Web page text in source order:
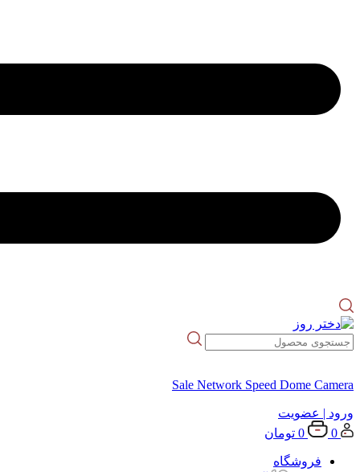
Sale Network Speed Dome Camera
ورود | عضویت
0
0 تومان
فروشگاه